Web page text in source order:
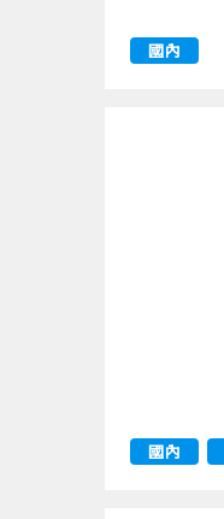
國內
國內